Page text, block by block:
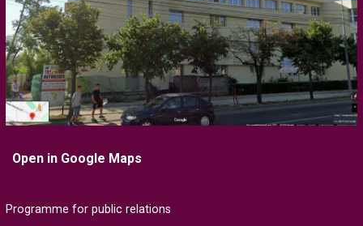
Open in Google Maps
Programme for public relations